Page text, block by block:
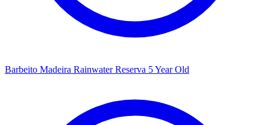
Barbeito Madeira Rainwater Reserva 5 Year Old